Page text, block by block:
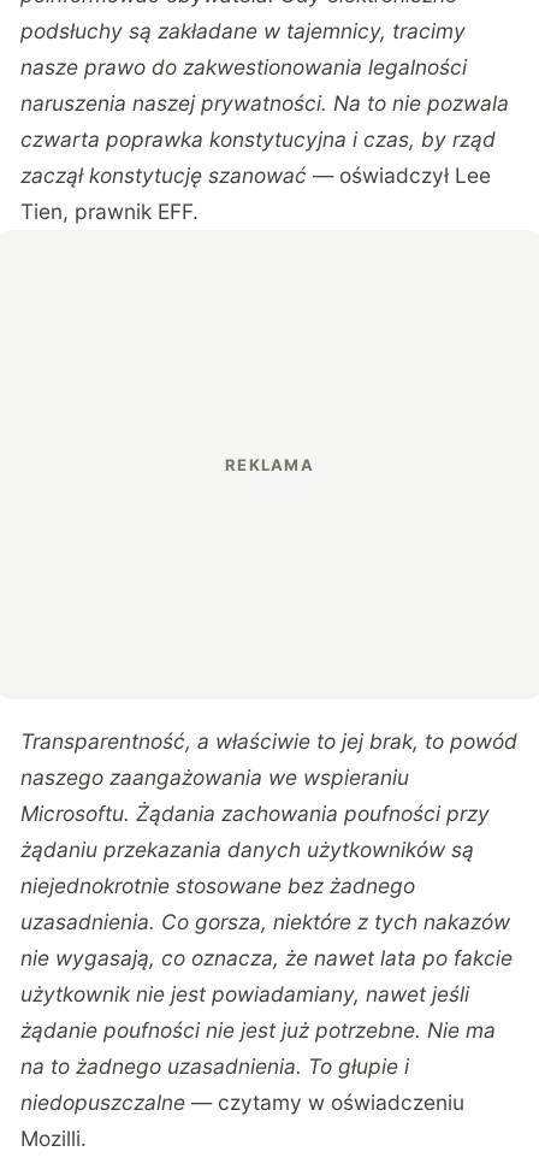
podsłuchy są zakładane w tajemnicy, tracimy
nasze prawo do zakwestionowania legalności
naruszenia naszej prywatności. Na to nie pozwala
czwarta poprawka konstytucyjna i czas, by rząd
zaczął konstytucję szanować — oświadczył Lee
Tien, prawnik EFF.
Transparentność, a właściwie to jej brak, to powód
naszego zaangażowania we wspieraniu
Microsoftu. Żądania zachowania poufności przy
żądaniu przekazania danych użytkowników są
niejednokrotnie stosowane bez żadnego
uzasadnienia. Co gorsza, niektóre z tych nakazów
nie wygasają, co oznacza, że nawet lata po fakcie
użytkownik nie jest powiadamiany, nawet jeśli
żądanie poufności nie jest już potrzebne. Nie ma
na to żadnego uzasadnienia. To głupie i
niedopuszczalne — czytamy w oświadczeniu
Mozilli.